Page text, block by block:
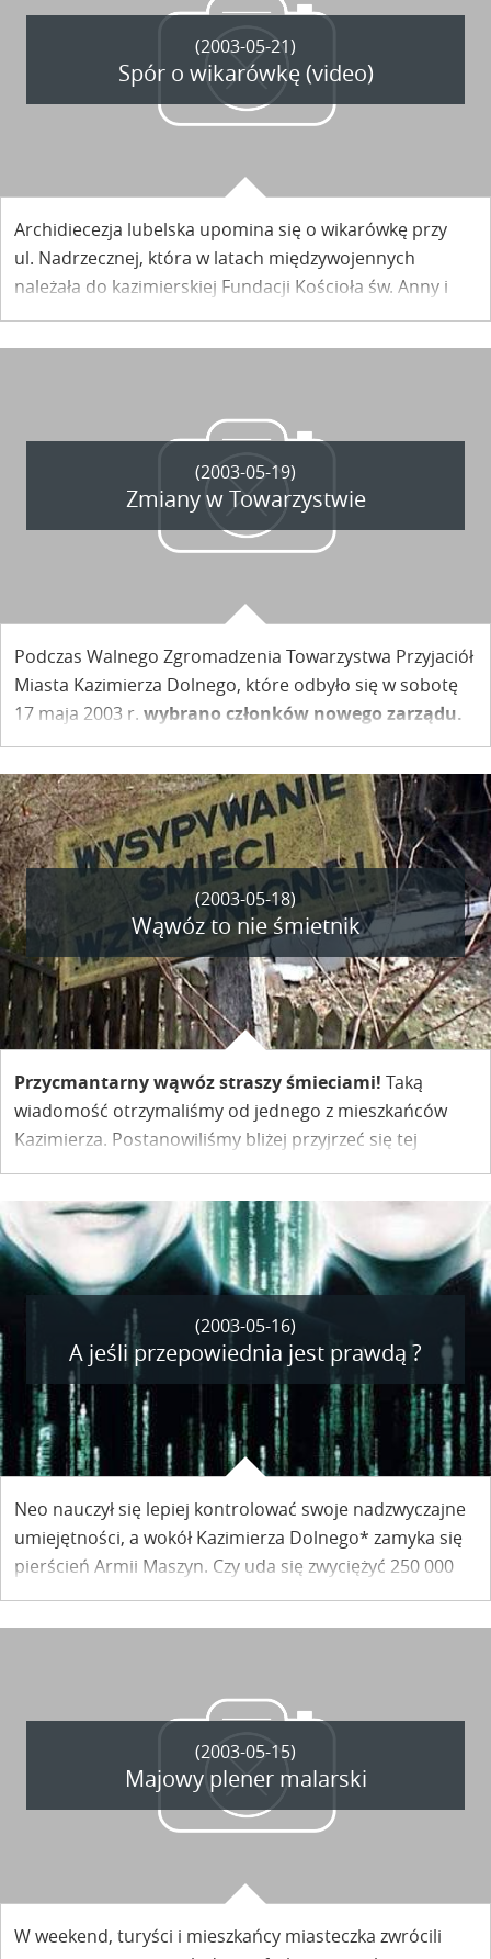
(2003-05-21)
Spór o wikarówkę (video)
Archidiecezja lubelska upomina się o wikarówkę przy
ul. Nadrzecznej, która w latach międzywojennych
należała do kazimierskiej Fundacji Kościoła św. Anny i
Przytułku dla Starców i Kalek. Swoje plany wobec
budynku ma również Towarzystwo Przyjaciół Kazimierza
(2003-05-19)
Zmiany w Towarzystwie
Podczas Walnego Zgromadzenia Towarzystwa Przyjaciół
Miasta Kazimierza Dolnego, które odbyło się w sobotę
17 maja 2003 r. wybrano członków nowego zarządu.
(2003-05-18)
Wąwóz to nie śmietnik
Przycmantarny wąwóz straszy śmieciami! Taką
wiadomość otrzymaliśmy od jednego z mieszkańców
Kazimierza. Postanowiliśmy bliżej przyjrzeć się tej
sprawie.
(2003-05-16)
A jeśli przepowiednia jest prawdą ?
Neo nauczył się lepiej kontrolować swoje nadzwyczajne
umiejętności, a wokół Kazimierza Dolnego* zamyka się
pierścień Armii Maszyn. Czy uda się zwyciężyć 250 000
Strażników zaprogramowanych na zniszczenie ludzkości
? Mieszkańcy miasta wszystkie swoje nadzieje i
(2003-05-15)
Majowy plener malarski
W weekend, turyści i mieszkańcy miasteczka zwrócili